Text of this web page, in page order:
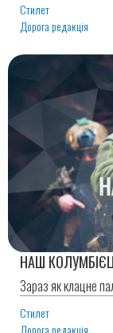
Стилет
Дорога редакція
НАШ
Зараз як клацне
Стилет
Дорога редакція